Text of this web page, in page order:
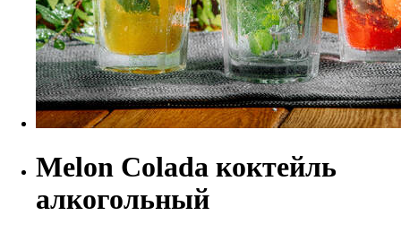
Melon Colada коктейль
алкогольный